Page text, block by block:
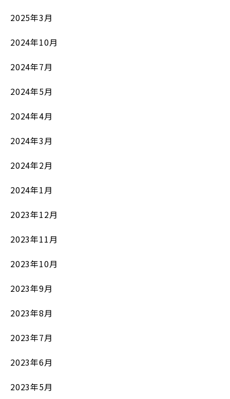
2025年3月
2024年10月
2024年7月
2024年5月
2024年4月
2024年3月
2024年2月
2024年1月
2023年12月
2023年11月
2023年10月
2023年9月
2023年8月
2023年7月
2023年6月
2023年5月